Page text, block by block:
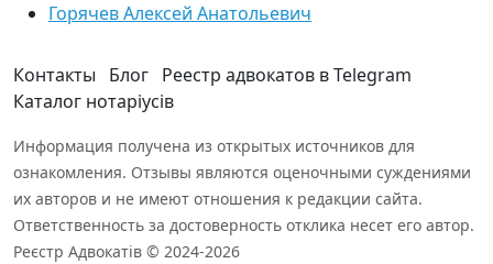
Горячев Алексей Анатольевич
Контакты Блог Реестр адвокатов в Telegram
Каталог нотаріусів
Информация получена из открытых источников для
ознакомления. Отзывы являются оценочными суждениями
их авторов и не имеют отношения к редакции сайта.
Ответственность за достоверность отклика несет его автор.
Реєстр Адвокатів © 2024-2026